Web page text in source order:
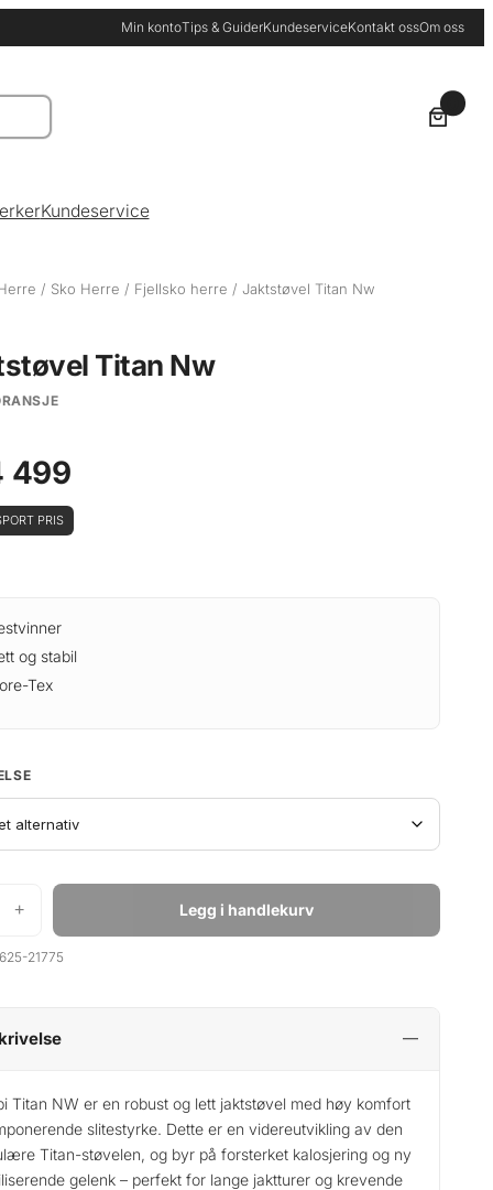
Min kontoTips & GuiderKundeserviceKontakt ossOm oss
Kundeservice
/ Sko Herre / Fjellsko herre / Jaktstøvel Titan Nw
Titan Nw
499
PRIS
og stabil
Tex
+ Legg i handlekurv
21775
Titan NW er en robust og lett jaktstøvel med høy komfort
slitestyrke. Dette er en videreutvikling av den
Titan-støvelen, og byr på forsterket kalosjering og ny
gelenk – perfekt for lange jaktturer og krevende